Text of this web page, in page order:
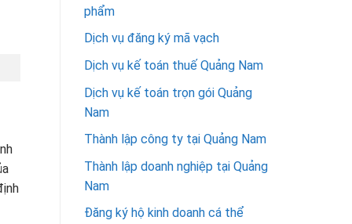
phẩm
Dịch vụ đăng ký mã vạch
Dịch vụ kế toán thuế Quảng Nam
Dịch vụ kế toán trọn gói Quảng
Nam
Thành lập công ty tại Quảng Nam
Thành lập doanh nghiệp tại Quảng
Nam
Đăng ký hộ kinh doanh cá thể